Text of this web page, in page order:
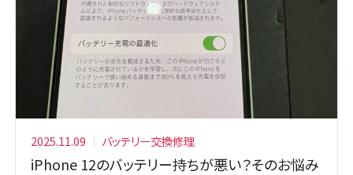
2025.11.09 バッテリー交換修理
iPhone 12のバッテリー持ちが悪い？そのお悩み